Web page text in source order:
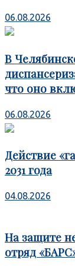
06.08.2026
В
что оно
06.08.2026
Действие
2031 года
04.08.2026
На защите
отряд